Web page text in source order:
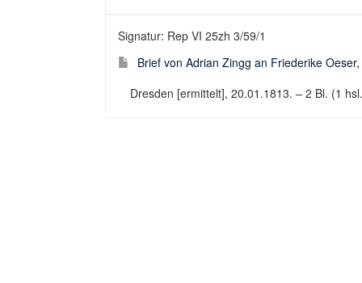
Signatur: Rep VI 25zh 3/59/1
Brief von Adrian Zingg an Friederike
Dresden [ermittelt], 20.01.1813. – 2 Bl. (1